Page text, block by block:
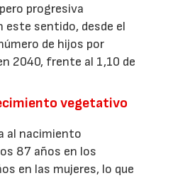
progresiva
este sentido, desde el
de hijos por
2040, frente al 1,10 de
vegetativo
al nacimiento
87 años en los
en las mujeres, lo que